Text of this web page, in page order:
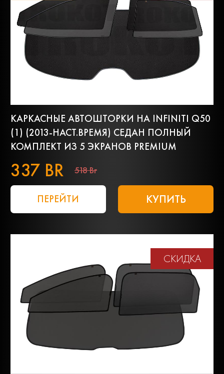
КАРКАСНЫЕ АВТОШТОРКИ НА INFINITI Q50
(1) (2013-НАСТ.ВРЕМЯ) СЕДАН ПОЛНЫЙ
КОМПЛЕКТ ИЗ 5 ЭКРАНОВ PREMIUM
337 BR 518 Br
ПЕРЕЙТИ КУПИТЬ
СКИДКА